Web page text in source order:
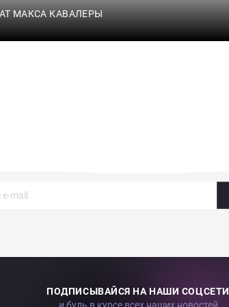
МАКСА КАВАЛЕРЫ
ПОДПИСЫВАЙСЯ НА НАШИ СОЦСЕТИ